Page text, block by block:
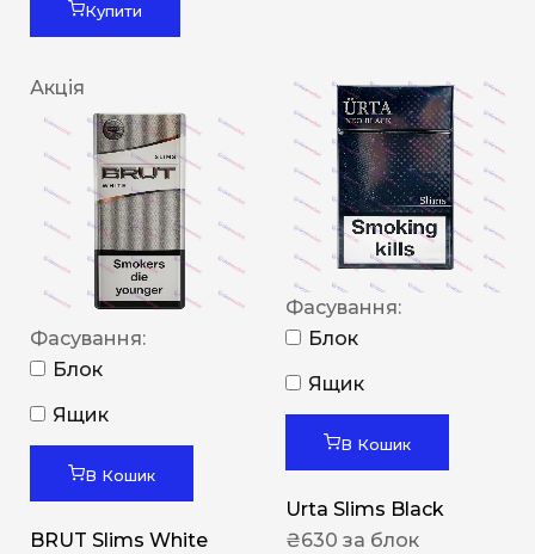
Купити
Акція
Фасування:
Блок
Ящик
В Кошик
BRUT Slims White
Фасування:
Блок
Ящик
В Кошик
Urta Slims Black
₴630 за блок